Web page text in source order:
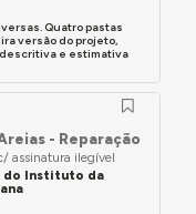
Quatro pastas
versão do projeto,
e estimativa
- Reparação
assinatura ilegível
do Instituto da